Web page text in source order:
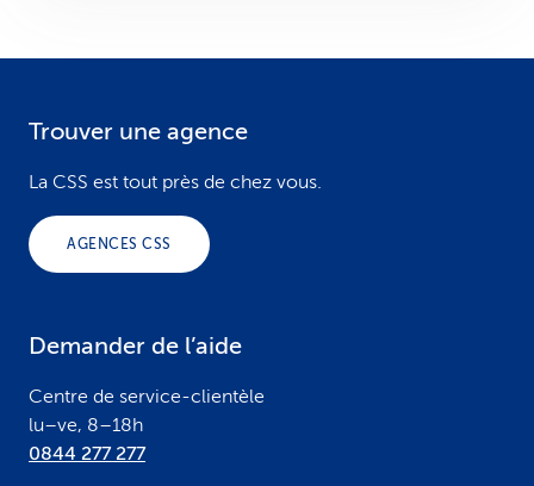
Trouver une agence
La CSS est tout près de chez vous.
AGENCES CSS
Demander de l’aide
Centre de service-clientèle
lu–ve, 8–18h
0844 277 277